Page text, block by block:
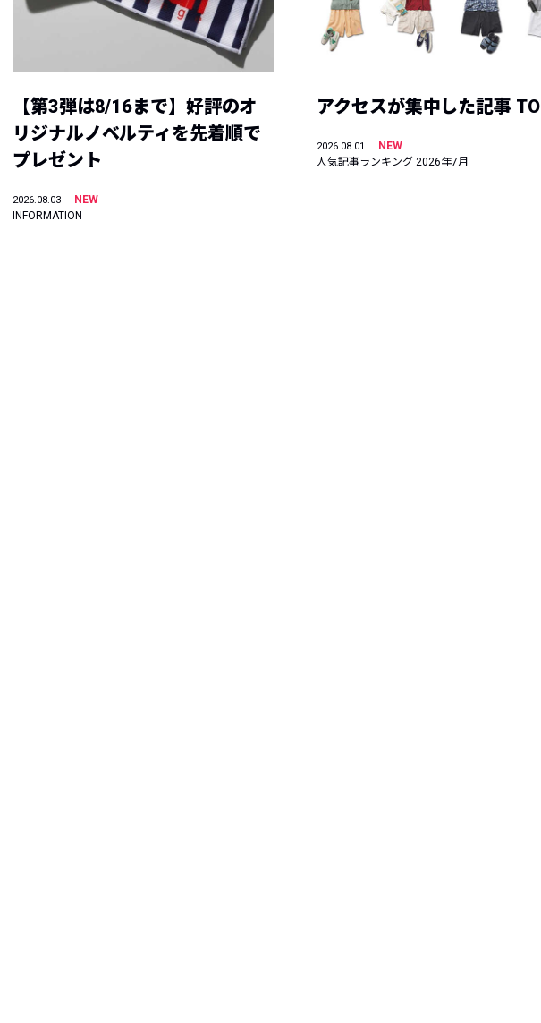
【第3弾は8/16まで】好評のオ
リジナルノベルティを先着順で
プレゼント
2026.08.03
NEW
INFORMATION
アクセスが集中した記事
2026.08.01
NEW
人気記事ランキング 2026年7月